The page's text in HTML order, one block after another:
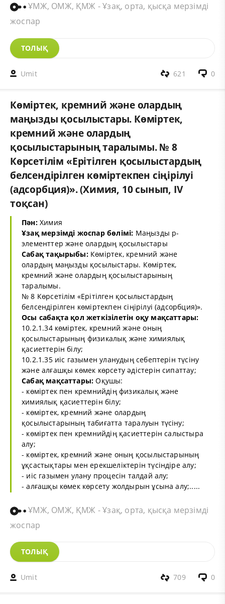
ҰМЖ, ОМЖ, ҚМЖ - Ұзақ, орта, қысқа мерзімді
жоспар
ТОЛЫҚ
Umit 0
621
Көміртек, кремний және олардың
маңызды қосылыстары. Көміртек,
кремний және олардың
қосылыстарының таралымы. № 8
Көрсетілім «Ерітілген қосылыстардың
белсендірілген көміртекпен сіңірілуі
(адсорбция)». (Химия, 10 сынып, IV
тоқсан)
Пән:Химия
Ұзақ мерзімді жоспар бөлімі: Маңызды p-
элементтер және олардың қосылыстары
Сабақ тақырыбы:Көміртек, кремний және
олардың маңызды қосылыстары. Көміртек,
кремний және олардың қосылыстарының
таралымы.
№ 8 Көрсетілім «Ерітілген қосылыстардың
белсендірілген көміртекпен сіңірілуі (адсорбция)».
Осы сабақта қол жеткізілетін оқу мақсаттары:
10.2.1.34 көміртек, кремний және оның
қосылыстарының физикалық және химиялық
қасиеттерін білу;
10.2.1.35 иіс газымен уланудың себептерін түсіну
және алғашқы көмек көрсету әдістерін сипаттау;
Сабақ мақсаттары: Оқушы:
- көміртек пен кремнийдің физикалық және
химиялық қасиеттерін білу;
- көміртек, кремний және олардың
қосылыстарының табиғатта таралуын түсіну;
- көміртек пен кремнийдің қасиеттерін салыстыра
алу;
- көміртек, кремний және оның қосылыстарының
ұқсастықтары мен ерекшеліктерін түсіндіре алу;
- иіс газымен улану процесін талдай алу;
- алғашқы көмек көрсету жолдырын ұсына алу;.....
ҰМЖ, ОМЖ, ҚМЖ - Ұзақ, орта, қысқа мерзімді
жоспар
ТОЛЫҚ
Umit 0
709